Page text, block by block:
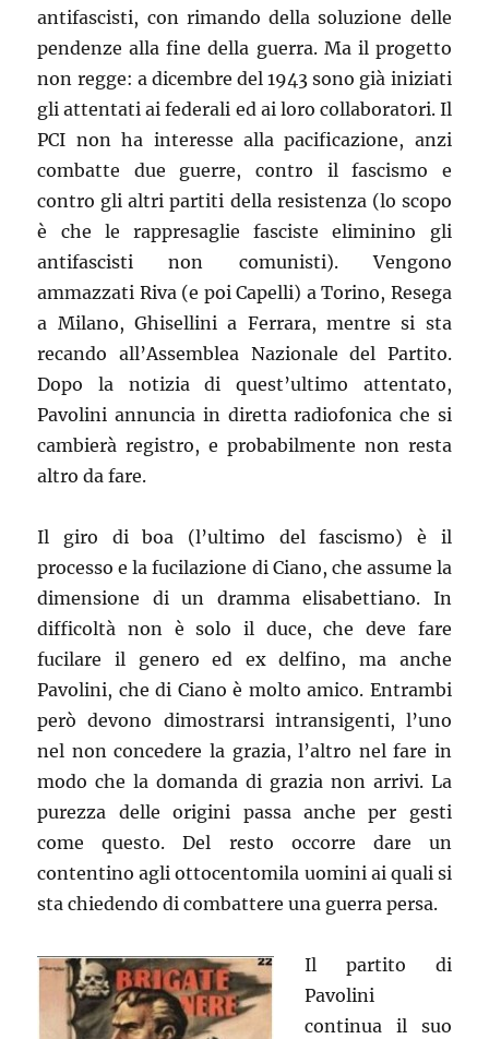
antifascisti, con rimando della soluzione delle
pendenze alla fine della guerra. Ma il progetto
non regge: a dicembre del 1943 sono già iniziati
gli attentati ai federali ed ai loro collaboratori. Il
PCI non ha interesse alla pacificazione, anzi
combatte due guerre, contro il fascismo e
contro gli altri partiti della resistenza (lo scopo
è che le rappresaglie fasciste eliminino gli
antifascisti non comunisti). Vengono
ammazzati Riva (e poi Capelli) a Torino, Resega
a Milano, Ghisellini a Ferrara, mentre si sta
recando all’Assemblea Nazionale del Partito.
Dopo la notizia di quest’ultimo attentato,
Pavolini annuncia in diretta radiofonica che si
cambierà registro, e probabilmente non resta
altro da fare.
Il giro di boa (l’ultimo del fascismo) è il
processo e la fucilazione di Ciano, che assume la
dimensione di un dramma elisabettiano. In
difficoltà non è solo il duce, che deve fare
fucilare il genero ed ex delfino, ma anche
Pavolini, che di Ciano è molto amico. Entrambi
però devono dimostrarsi intransigenti, l’uno
nel non concedere la grazia, l’altro nel fare in
modo che la domanda di grazia non arrivi. La
purezza delle origini passa anche per gesti
come questo. Del resto occorre dare un
contentino agli ottocentomila uomini ai quali si
sta chiedendo di combattere una guerra persa.
Il partito di
Pavolini
continua il suo